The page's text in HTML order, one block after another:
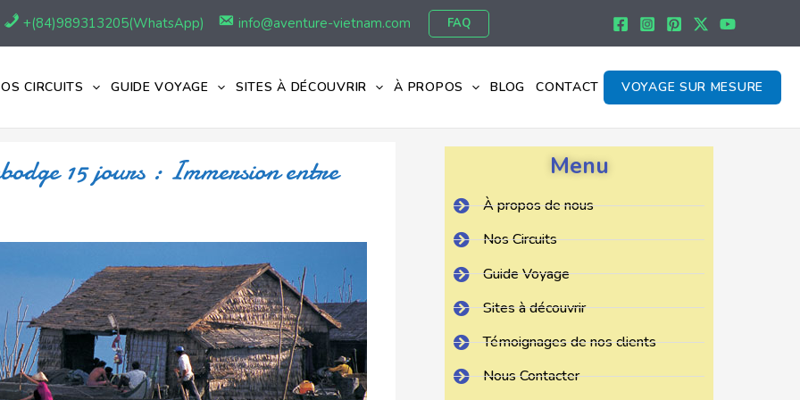
+(84)989313205(WhatsApp) info@aventure-vietnam.com FAQ
CIRCUITS GUIDE VOYAGE SITES À DÉCOUVRIR À PROPOS BLOG CONTACT VOYAGE SUR MESURE
15 jours : Immersion entre
Menu
À propos de nous
Nos Circuits
Guide Voyage
Sites à découvrir
Témoignages de nos clients
Nous Contacter